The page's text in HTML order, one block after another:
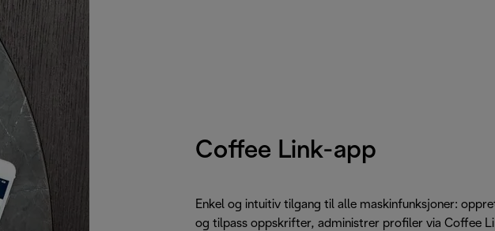
Coffee Link-app
Enkel og intuitiv tilgang til alle maskinfunksjoner:
og tilpass oppskrifter, administrer profiler via Coffee